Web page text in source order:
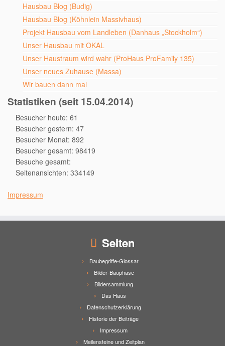
Hausbau Blog (Budig)
Hausbau Blog (Köhnlein Massivhaus)
Projekt Hausbau vom Landleben (Danhaus „Stockholm“)
Unser Hausbau mit OKAL
Unser Haustraum wird wahr (ProHaus ProFamily 135)
Unser neues Zuhause (Massa)
Wir bauen dann mal
Statistiken (seit 15.04.2014)
Besucher heute: 61
Besucher gestern: 47
Besucher Monat: 892
Besucher gesamt: 98419
Besuche gesamt:
Seitenansichten: 334149
Impressum
Seiten
Baubegriffe-Glossar
Bilder-Bauphase
Bildersammlung
Das Haus
Datenschutzerklärung
Historie der Beiträge
Impressum
Meilensteine und Zeitplan